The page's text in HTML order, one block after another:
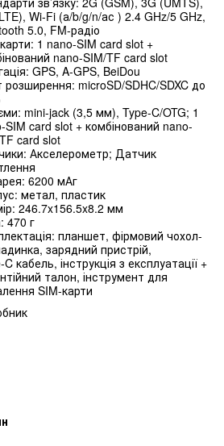
Wi-Fi (а/b/g/n/ас ) 2.4 GHz/5 GHz,
5.0, FM-радіо
1 nano-SIM card slot +
nano-SIM/TF card slot
GPS, A-GPS, BeiDou
розширення: microSD/SDHC/SDXC до
mini-jack (3,5 мм), Type-C/OTG; 1
SIM card slot + комбінований nano-
card slot
Акселерометр; Датчик
6200 мАг
метал, пластик
246.7x156.5x8.2 мм
470 г
планшет, фірмовий чохол-
зарядний пристрій,
C кабель, інструкція з експлуатації +
талон, інструмент для
SIM-карти